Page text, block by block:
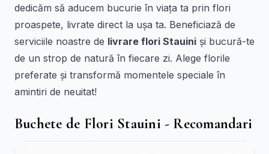
dedicăm să aducem bucurie în viața ta prin flori
proaspete, livrate direct la ușa ta. Beneficiază de
serviciile noastre de livrare flori Stauini și bucură-te
de un strop de natură în fiecare zi. Alege florile
preferate și transformă momentele speciale în
amintiri de neuitat!
Buchete de Flori Stauini - Recomandari